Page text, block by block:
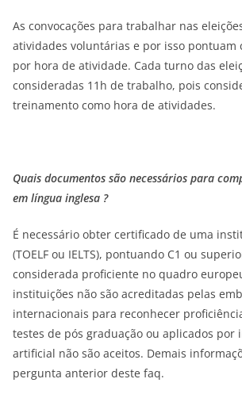
As convocações para trabalhar nas
atividades voluntárias e por isso pontuam
por hora de atividade. Cada turno das
consideradas 11h de trabalho, pois
treinamento como hora de atividades.
Quais documentos são necessários para
em língua inglesa ?
É necessário obter certificado de uma
(TOELF ou IELTS), pontuando C1 ou
considerada proficiente no quadro
instituições não são acreditadas pelas
internacionais para reconhecer
testes de pós graduação ou aplicados por
artificial não são aceitos. Demais
pergunta anterior deste faq.